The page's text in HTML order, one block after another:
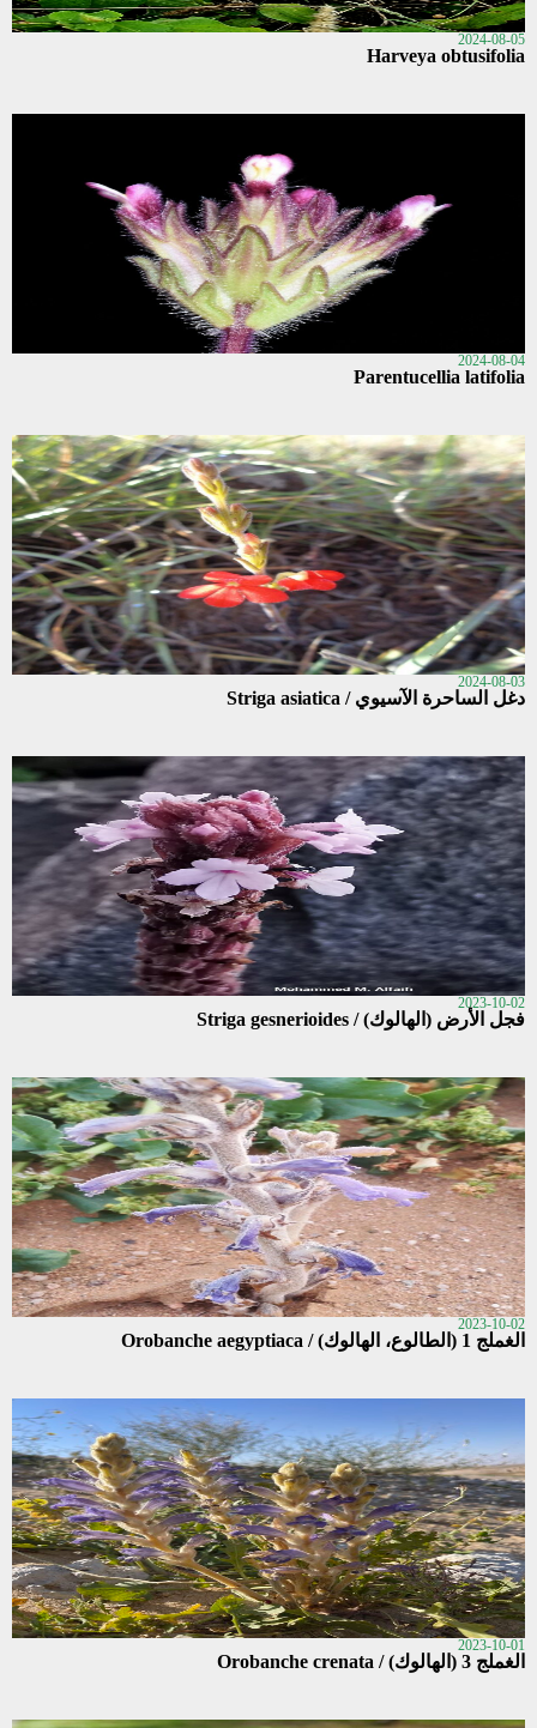
2024-08-05
Harveya obtusifolia
2024-08-04
Parentucellia latifolia
2024-08-03
دغل الساحرة الآسيوي / Striga asiatica
2023-10-02
فجل الأرض (الهالوك) / Striga gesnerioides
2023-10-02
الغملج 1 (الطالوع، الهالوك) / Orobanche aegyptiaca
2023-10-01
الغملج 3 (الهالوك) / Orobanche crenata